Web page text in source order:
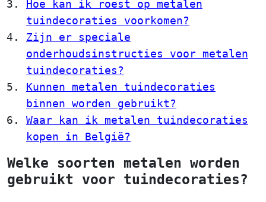
Hoe kan ik roest op metalen
tuindecoraties voorkomen?
Zijn er speciale
onderhoudsinstructies voor metalen
tuindecoraties?
Kunnen metalen tuindecoraties
binnen worden gebruikt?
Waar kan ik metalen tuindecoraties
kopen in België?
Welke soorten metalen worden
gebruikt voor tuindecoraties?